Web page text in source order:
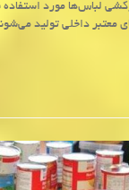
لباس‌ها مورد استفاده
داخلی تولید